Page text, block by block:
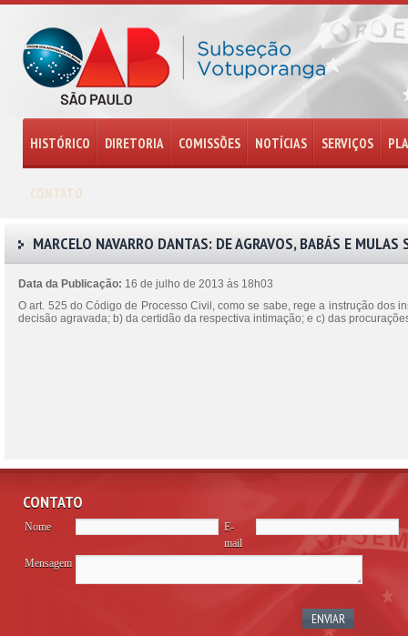
HISTÓRICO DIRETORIA COMISSÕES NOTÍCIAS SERVIÇOS
CONTATO
MARCELO NAVARRO DANTAS: DE AGRAVOS, BABÁS E MULAS
Data da Publicação: 16 de julho de 2013 às 18h03
O art. 525 do Código de Processo Civil, como se sabe, rege a instrução dos
decisão agravada; b) da certidão da respectiva intimação; e c) das
CONTATO
Nome
E-
mail
Mensagem